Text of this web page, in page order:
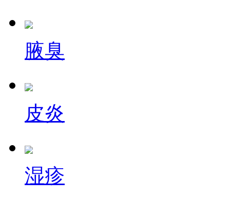
腋臭
皮炎
湿疹